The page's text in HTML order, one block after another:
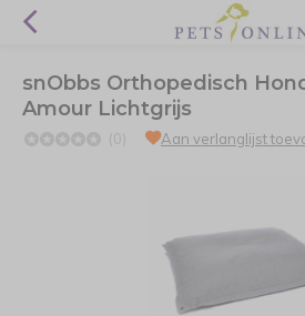
snObbs Orthopedisch
Amour Lichtgrijs
(0) Aan verlanglijst